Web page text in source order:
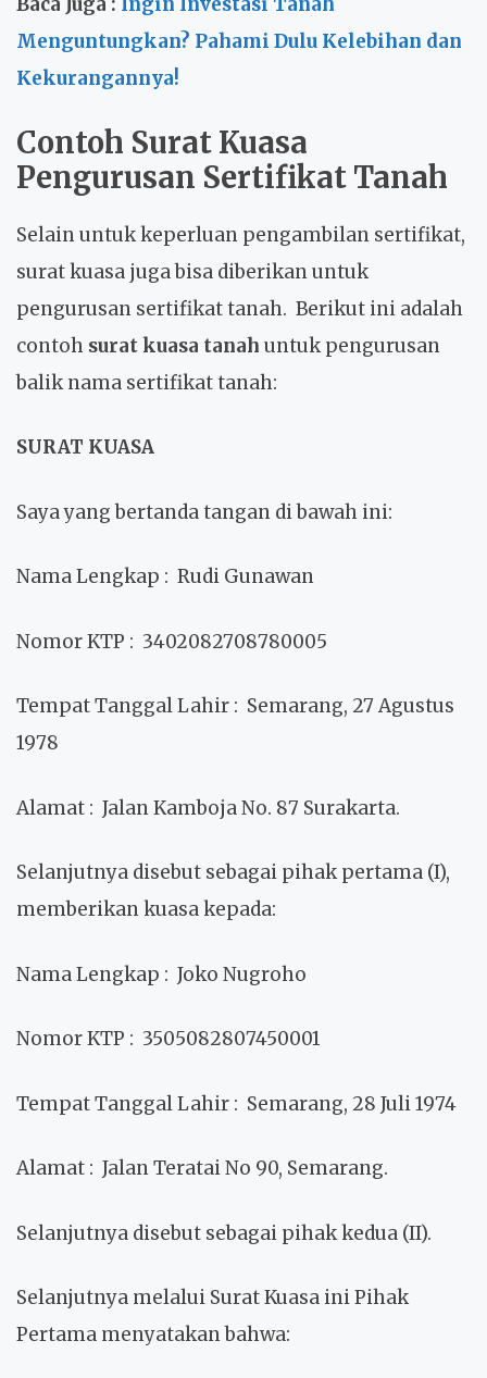
Menguntungkan? Pahami Dulu Kelebihan dan
Kekurangannya!
Contoh Surat Kuasa
Pengurusan Sertifikat Tanah
Selain untuk keperluan pengambilan sertifikat,
surat kuasa juga bisa diberikan untuk
pengurusan sertifikat tanah. Berikut ini adalah
contoh surat kuasa tanah untuk pengurusan
balik nama sertifikat tanah:
SURAT KUASA
Saya yang bertanda tangan di bawah ini:
Nama Lengkap : Rudi Gunawan
Nomor KTP : 3402082708780005
Tempat Tanggal Lahir : Semarang, 27 Agustus
1978
Alamat : Jalan Kamboja No. 87 Surakarta.
Selanjutnya disebut sebagai pihak pertama (I),
memberikan kuasa kepada:
Nama Lengkap : Joko Nugroho
Nomor KTP : 3505082807450001
Tempat Tanggal Lahir : Semarang, 28 Juli 1974
Alamat : Jalan Teratai No 90, Semarang.
Selanjutnya disebut sebagai pihak kedua (II).
Selanjutnya melalui Surat Kuasa ini Pihak
Pertama menyatakan bahwa: